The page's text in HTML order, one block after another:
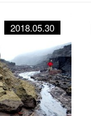
2018.05.30